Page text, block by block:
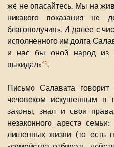
же не опасайтесь. Мы на
никакого показания не
благополучия». И далее с
исполненного им долга
и нас бы оной народ из
выкидал»40.
Письмо Салавата
человеком искушенным в
законы, знал и свои
незаконного ареста
лишенных жизни (то есть